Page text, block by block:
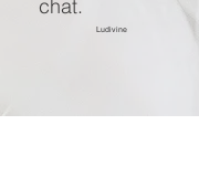
chat.
Ludivine